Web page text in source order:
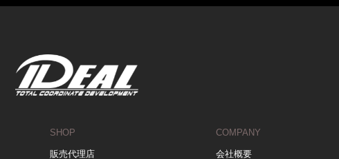
SHOP
販売代理店
COMPANY
会社概要